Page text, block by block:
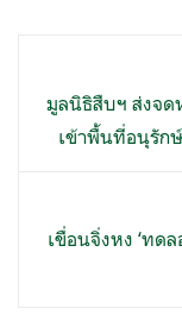
เรื่อง
มูลนิธิสืบฯ ส่งจด
เข้าพื้นที่อนุรัก
เขื่อนจิ่งหง ‘ทด